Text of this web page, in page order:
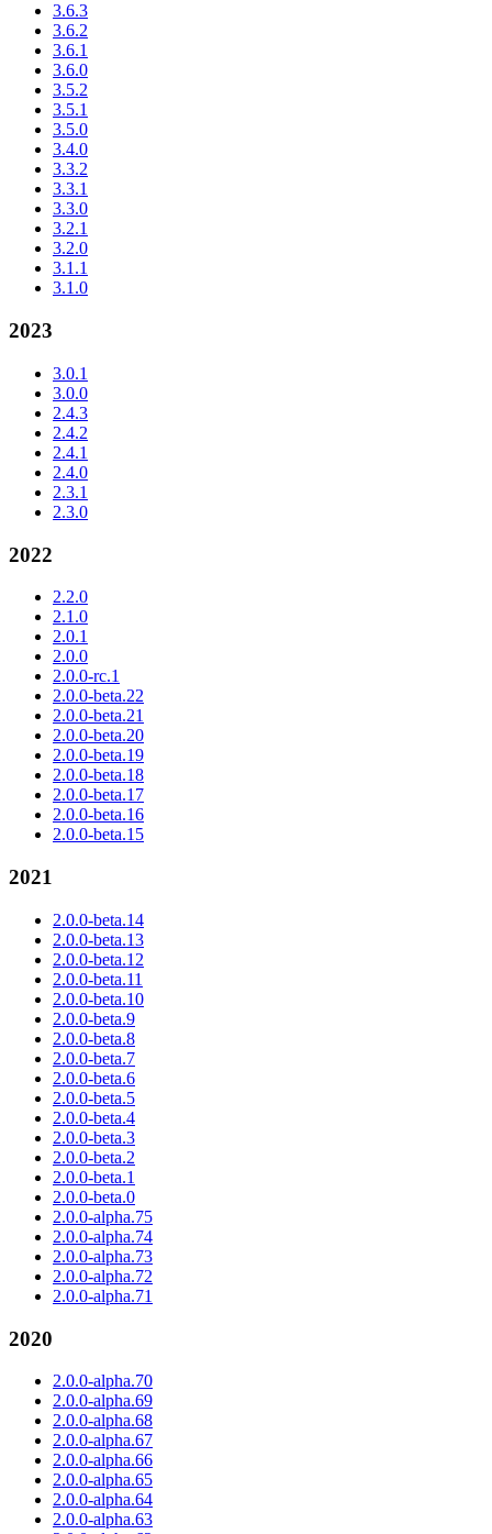
3.6.3
3.6.2
3.6.1
3.6.0
3.5.2
3.5.1
3.5.0
3.4.0
3.3.2
3.3.1
3.3.0
3.2.1
3.2.0
3.1.1
3.1.0
2023
3.0.1
3.0.0
2.4.3
2.4.2
2.4.1
2.4.0
2.3.1
2.3.0
2022
2.2.0
2.1.0
2.0.1
2.0.0
2.0.0-rc.1
2.0.0-beta.22
2.0.0-beta.21
2.0.0-beta.20
2.0.0-beta.19
2.0.0-beta.18
2.0.0-beta.17
2.0.0-beta.16
2.0.0-beta.15
2021
2.0.0-beta.14
2.0.0-beta.13
2.0.0-beta.12
2.0.0-beta.11
2.0.0-beta.10
2.0.0-beta.9
2.0.0-beta.8
2.0.0-beta.7
2.0.0-beta.6
2.0.0-beta.5
2.0.0-beta.4
2.0.0-beta.3
2.0.0-beta.2
2.0.0-beta.1
2.0.0-beta.0
2.0.0-alpha.75
2.0.0-alpha.74
2.0.0-alpha.73
2.0.0-alpha.72
2.0.0-alpha.71
2020
2.0.0-alpha.70
2.0.0-alpha.69
2.0.0-alpha.68
2.0.0-alpha.67
2.0.0-alpha.66
2.0.0-alpha.65
2.0.0-alpha.64
2.0.0-alpha.63